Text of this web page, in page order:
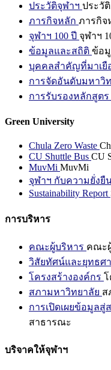
ประวัติจุฬาฯ ประวั
ภารกิจหลัก ภารกิจ
จุฬาฯ 100 ปี จุฬาฯ
ข้อมูลและสถิติ ข้อ
บุคคลสำคัญที่มาเยื
การจัดอันดับมหาวิ
การรับรองหลักสูตร
Green University
Chula Zero Waste
CU Shuttle Bus CU
MuvMi MuvMi
จุฬาฯ กับความยั่งยื
Sustainability Report
การบริหาร
คณะผู้บริหาร คณะ
วิสัยทัศน์และยุทธศ
โครงสร้างองค์กร โ
สภามหาวิทยาลัย ส
การเปิดเผยข้อมูลสู่
สาธารณะ
บริจาคให้จุฬาฯ